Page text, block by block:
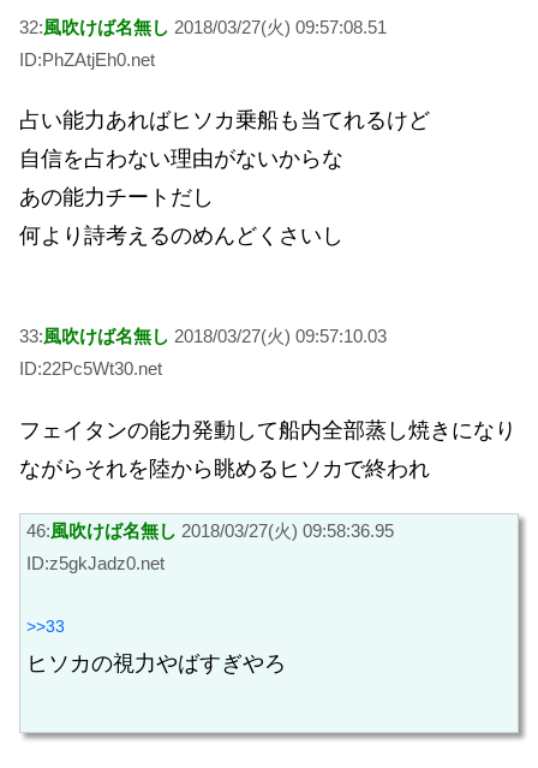
32:風吹けば名無し 2018/03/27(火) 09:57:08.51
ID:PhZAtjEh0.net
占い能力あればヒソカ乗船も当てれるけど
自信を占わない理由がないからな
あの能力チートだし
何より詩考えるのめんどくさいし
33:風吹けば名無し 2018/03/27(火) 09:57:10.03
ID:22Pc5Wt30.net
フェイタンの能力発動して船内全部蒸し焼きになり
ながらそれを陸から眺めるヒソカで終われ
46:風吹けば名無し 2018/03/27(火) 09:58:36.95
ID:z5gkJadz0.net
>>33
ヒソカの視力やばすぎやろ